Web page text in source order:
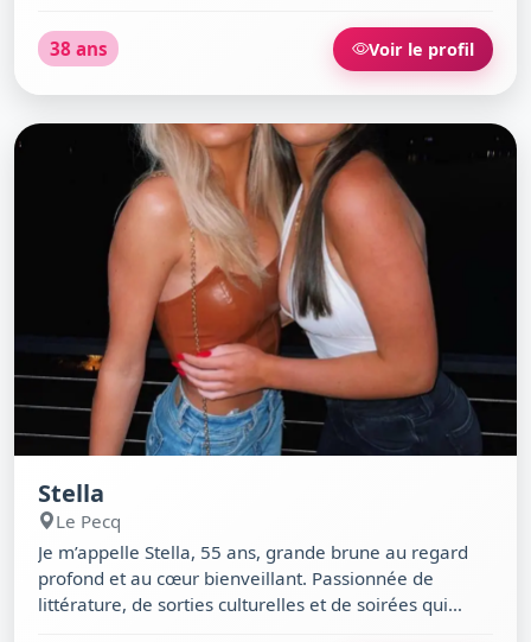
diplômée et libre de mon temps, j’aime les discussions
profondes autour d’un café de La Terrasse ou une
balade improvisée au Parc de la Mairie. Si tu sais
viens me surprendre.
38 ans Voir le profil
Stella
Le Pecq
Je m’appelle Stella, 55 ans, grande brune au regard
profond et au cœur bienveillant. Passionnée de
littérature, de sorties culturelles et de soirées qui